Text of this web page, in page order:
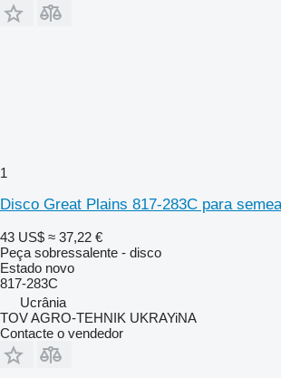
1
Disco Great Plains 817-283C para
43 US$ ≈ 37,22 €
Peça sobressalente - disco
Estado novo
817-283C
Ucrânia
TOV AGRO-TEHNIK UKRAYiNA
Contacte o vendedor